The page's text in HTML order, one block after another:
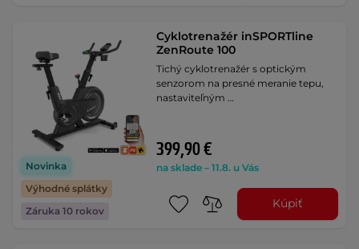
Novinka
Výhodné splátky
Záruka 10 rokov
Cyklotrenažér inSPORTline
ZenRoute 100
Tichý cyklotrenažér s optickým
senzorom na presné meranie tepu,
nastaviteľným …
399,90 €
na sklade – 11.8. u Vás
Kúpiť